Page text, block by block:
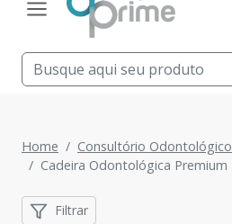
Home
Consultório Odontológico
Cadeira Odontológica Premium
Filtrar